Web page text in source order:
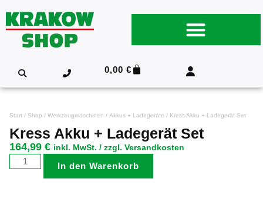
0,00€
Start / Shop / Werkzeugmaschinen / Akkus + Ladegeräte / Kress Akku + Ladegerät Set
Kress Akku + Ladegerät Set
164,99 € inkl. MwSt. / zzgl. Versandkosten
In den Warenkorb